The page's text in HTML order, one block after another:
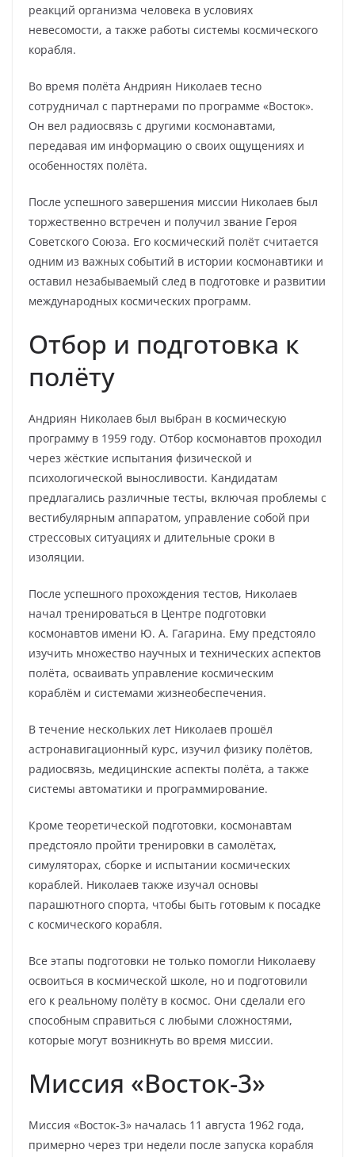
реакций организма человека в условиях
невесомости, а также работы системы космического
корабля.
Во время полёта Андриян Николаев тесно
сотрудничал с партнерами по программе «Восток».
Он вел радиосвязь с другими космонавтами,
передавая им информацию о своих ощущениях и
особенностях полёта.
После успешного завершения миссии Николаев был
торжественно встречен и получил звание Героя
Советского Союза. Его космический полёт считается
одним из важных событий в истории космонавтики и
оставил незабываемый след в подготовке и развитии
международных космических программ.
Отбор и подготовка к
полёту
Андриян Николаев был выбран в космическую
программу в 1959 году. Отбор космонавтов проходил
через жёсткие испытания физической и
психологической выносливости. Кандидатам
предлагались различные тесты, включая проблемы с
вестибулярным аппаратом, управление собой при
стрессовых ситуациях и длительные сроки в
изоляции.
После успешного прохождения тестов, Николаев
начал тренироваться в Центре подготовки
космонавтов имени Ю. А. Гагарина. Ему предстояло
изучить множество научных и технических аспектов
полёта, осваивать управление космическим
кораблём и системами жизнеобеспечения.
В течение нескольких лет Николаев прошёл
астронавигационный курс, изучил физику полётов,
радиосвязь, медицинские аспекты полёта, а также
системы автоматики и программирование.
Кроме теоретической подготовки, космонавтам
предстояло пройти тренировки в самолётах,
симуляторах, сборке и испытании космических
кораблей. Николаев также изучал основы
парашютного спорта, чтобы быть готовым к посадке
с космического корабля.
Все этапы подготовки не только помогли Николаеву
освоиться в космической школе, но и подготовили
его к реальному полёту в космос. Они сделали его
способным справиться с любыми сложностями,
которые могут возникнуть во время миссии.
Миссия «Восток-3»
Миссия «Восток-3» началась 11 августа 1962 года,
примерно через три недели после запуска корабля